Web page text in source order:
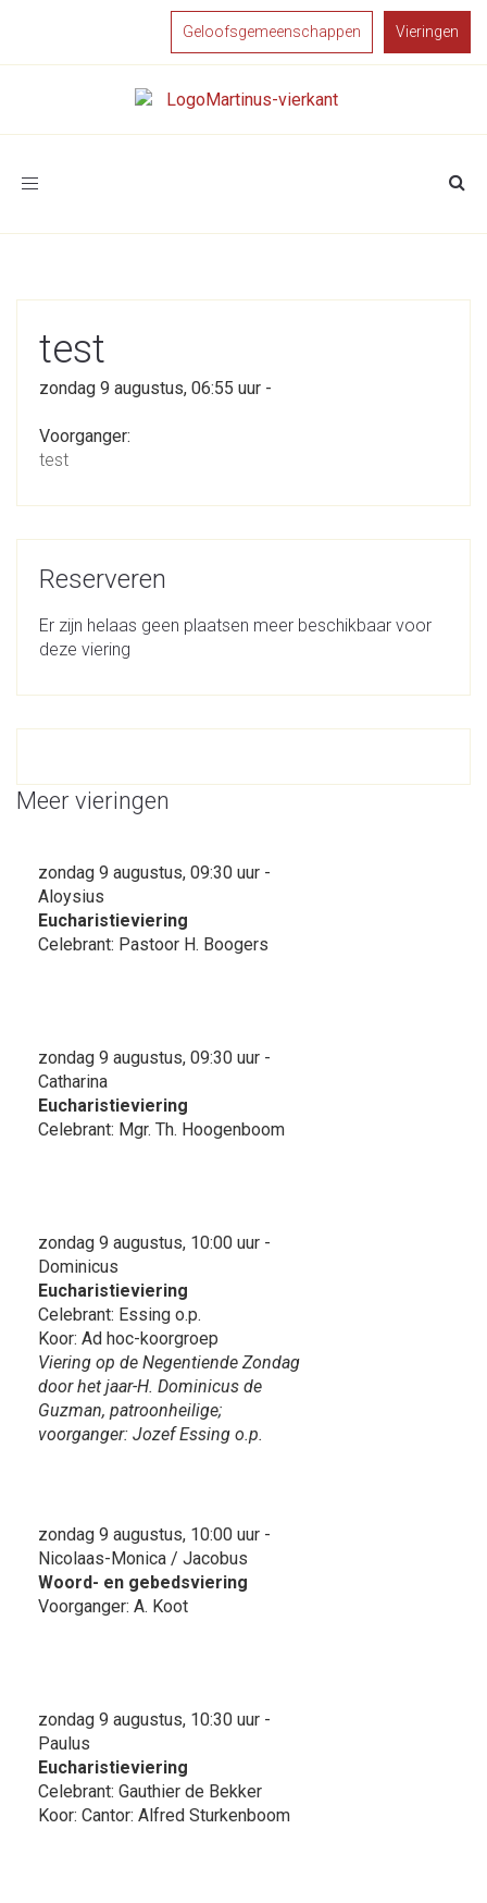
Geloofsgemeenschappen Vieringen
Toggle
test
zondag 9 augustus, 06:55 uur -
Voorganger:
test
Reserveren
Er zijn helaas geen plaatsen meer beschikbaar voor
deze viering
Meer vieringen
zondag 9 augustus, 09:30 uur -
Aloysius
Eucharistieviering
Celebrant: Pastoor H. Boogers
zondag 9 augustus, 09:30 uur -
Catharina
Eucharistieviering
Celebrant: Mgr. Th. Hoogenboom
zondag 9 augustus, 10:00 uur -
Dominicus
Eucharistieviering
Celebrant: Essing o.p.
Koor: Ad hoc-koorgroep
Viering op de Negentiende Zondag
door het jaar-H. Dominicus de
Guzman, patroonheilige;
voorganger: Jozef Essing o.p.
zondag 9 augustus, 10:00 uur -
Nicolaas-Monica / Jacobus
Woord- en gebedsviering
Voorganger: A. Koot
zondag 9 augustus, 10:30 uur -
Paulus
Eucharistieviering
Celebrant: Gauthier de Bekker
Koor: Cantor: Alfred Sturkenboom